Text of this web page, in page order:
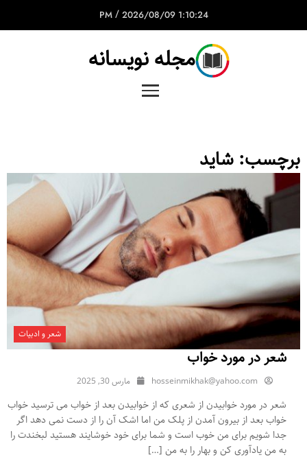
1:10:24 PM
/ 2026/08/09
مجله نویسانه
برچسب: شاید
شعر و ادبیات
شعر در مورد خواب
hosseinmikhak@yahoo.com مارس 30, 2025
شعر در مورد خوابیدن از شعری که از خوابیدن بعد از خواب می ترسید خواب
خواب بعد از بیرون آمدن از پلک من اما اشک آن را از دست نمی دهد اگر
جدا شویم برای من خوب است و شما برای خود خوشایند هستید لبخندت را
به من یادآوری کن و بهار را به من […]